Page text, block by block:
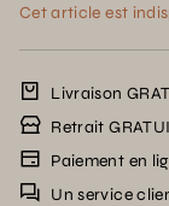
Cet article est
Livraison
Retrait
Paiement en
Un service